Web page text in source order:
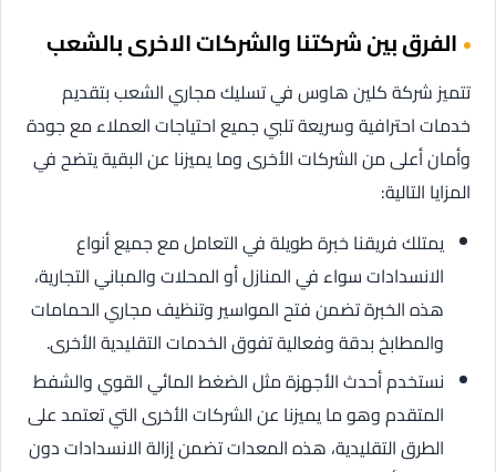
الفرق بين شركتنا والشركات الاخرى بالشعب
تتميز شركة كلين هاوس في تسليك مجاري الشعب بتقديم
خدمات احترافية وسريعة تلبي جميع احتياجات العملاء مع جودة
وأمان أعلى من الشركات الأخرى وما يميزنا عن البقية يتضح في
المزايا التالية:
يمتلك فريقنا خبرة طويلة في التعامل مع جميع أنواع
الانسدادات سواء في المنازل أو المحلات والمباني التجارية،
هذه الخبرة تضمن فتح المواسير وتنظيف مجاري الحمامات
والمطابخ بدقة وفعالية تفوق الخدمات التقليدية الأخرى.
نستخدم أحدث الأجهزة مثل الضغط المائي القوي والشفط
المتقدم وهو ما يميزنا عن الشركات الأخرى التي تعتمد على
الطرق التقليدية، هذه المعدات تضمن إزالة الانسدادات دون